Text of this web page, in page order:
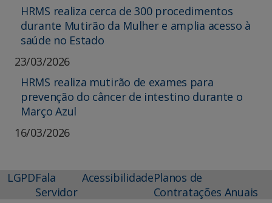
HRMS realiza cerca de 300 procedimentos
durante Mutirão da Mulher e amplia acesso à
saúde no Estado
23/03/2026
HRMS realiza mutirão de exames para
prevenção do câncer de intestino durante o
Março Azul
16/03/2026
LGPDFala
Servidor
AcessibilidadePlanos de
Contratações Anuais